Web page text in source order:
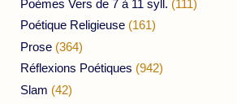
Poèmes Vers de 7 à 11 syll. (111)
Poétique Religieuse (161)
Prose (364)
Réflexions Poétiques (942)
Slam (42)